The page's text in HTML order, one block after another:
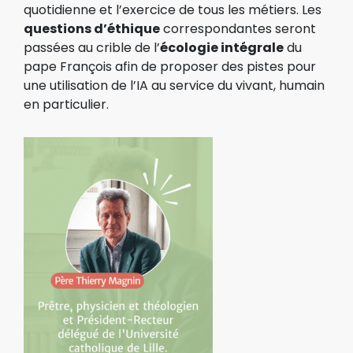
quotidienneet l’exercice de tous les métiers. Les
questions d’éthiquecorrespondantes seront
passées au crible de l’écologie intégraledu
pape François afin de proposer des pistes pour
une utilisation de l’IA au servicedu vivant, humain
en particulier.